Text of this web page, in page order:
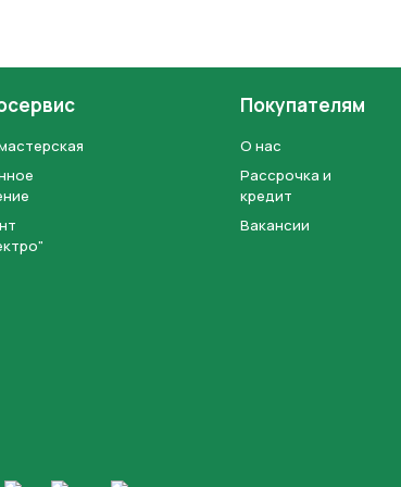
Покупателям
О нас
Рассрочка и
кредит
Вакансии